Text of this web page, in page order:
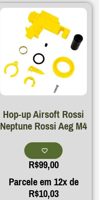
Hop-up Airsoft Rossi
Neptune Rossi Aeg M4
R$99,00
Parcele em 12x de
R$10,03